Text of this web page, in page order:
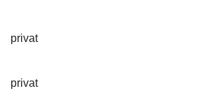
privat
privat